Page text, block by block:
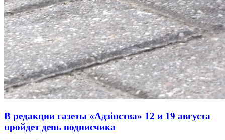
В редакции газеты «Адзінства» 12 и 19 августа
пройдет день подписчика